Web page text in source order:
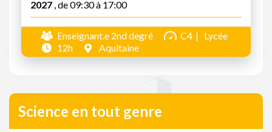
2027 , de 09:30 à 17:00
Enseignant.e 2nd degré C4
Lycée
12h
Aquitaine
Science en tout genre